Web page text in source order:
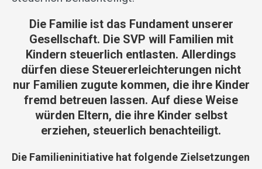
Die Familie ist das Fundament unserer
Gesellschaft. Die SVP will Familien mit
Kindern steuerlich entlasten. Allerdings
dürfen diese Steuererleichterungen nicht
nur Familien zugute kommen, die ihre Kinder
fremd betreuen lassen. Auf diese Weise
würden Eltern, die ihre Kinder selbst
erziehen, steuerlich benachteiligt.
Die Familieninitiative hat folgende Zielsetzungen